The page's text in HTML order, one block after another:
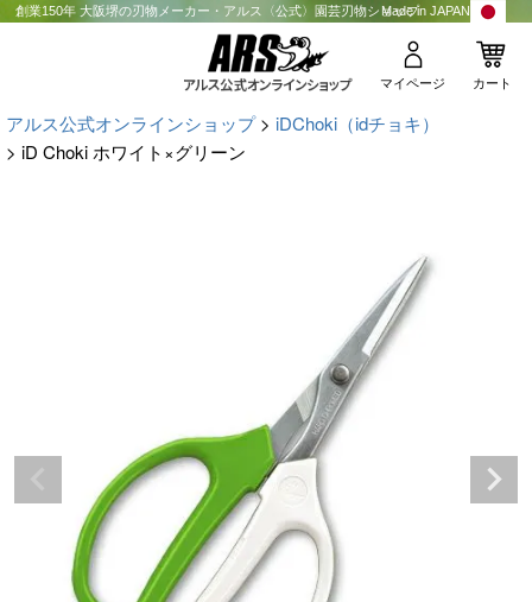
創業150年 大阪堺の刃物メーカー・アルス〈公式〉園芸刃物ショップMade in JAPAN
マイページ カート
アルス公式オンラインショップ
iDChoki（idチョキ）
iD Choki ホワイト×グリーン